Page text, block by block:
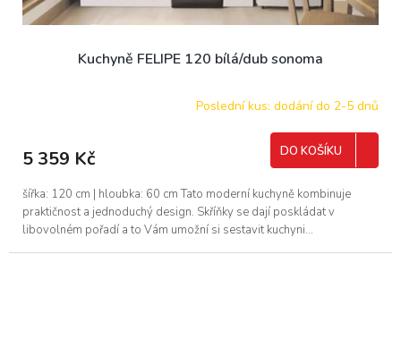
Kuchyně FELIPE 120 bílá/dub sonoma
Poslední kus: dodání do 2-5 dnů
5 359 Kč DO KOŠÍKU
šířka: 120 cm | hloubka: 60 cm Tato moderní kuchyně kombinuje
praktičnost a jednoduchý design. Skříňky se dají poskládat v
libovolném pořadí a to Vám umožní si sestavit kuchyni...